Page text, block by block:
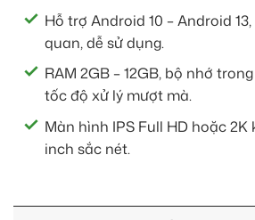
Hỗ trợ Android 10 – Android
quan, dễ sử dụng.
RAM 2GB – 12GB, bộ nhớ
tốc độ xử lý mượt mà.
Màn hình IPS Full HD hoặc 2K
inch sắc nét.